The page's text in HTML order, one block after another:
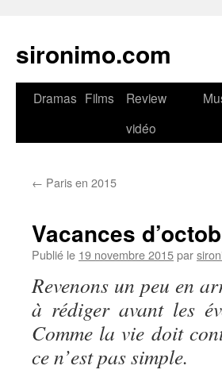
sironimo.com
Aller
Dramas Films
Review
vidéo
← Paris en 2015
Vacances
Publié le 19 novembre 2015par
Revenons un peu en
à rédiger avant les
Comme la vie doit
ce n’est pas simple.